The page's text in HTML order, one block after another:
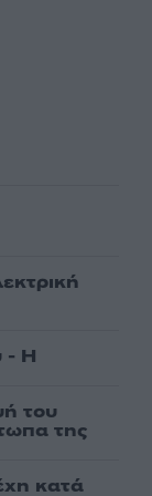
- Η
του
της
κατά